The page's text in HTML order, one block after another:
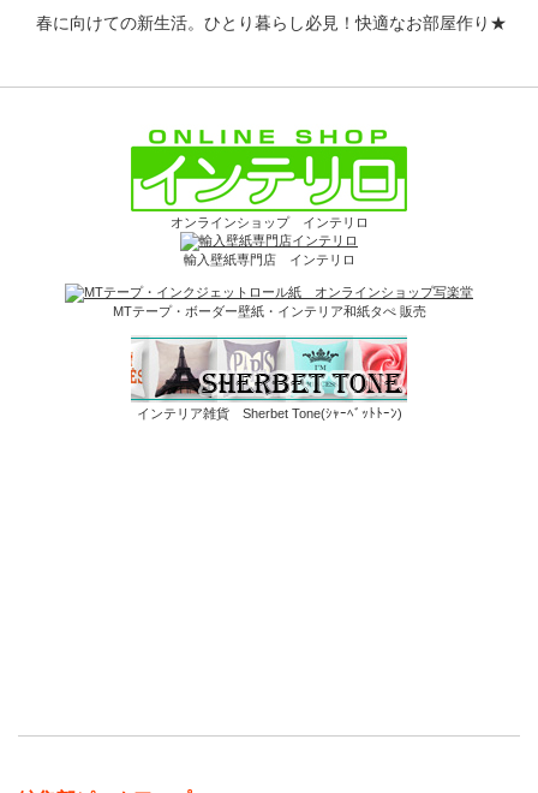
春に向けての新生活。ひとり暮らし必見！快適なお部屋作り★
オンラインショップ インテリロ
輸入壁紙専門店 インテリロ
MTテープ・ボーダー壁紙・インテリア和紙タぺ 販売
インテリア雑貨 Sherbet Tone(ｼｬｰﾍﾞｯﾄﾄｰﾝ)